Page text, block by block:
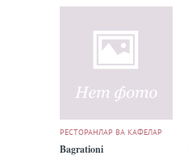
РЕСТОРАНЛАР ВА КАФЕЛАР
Bagrationi